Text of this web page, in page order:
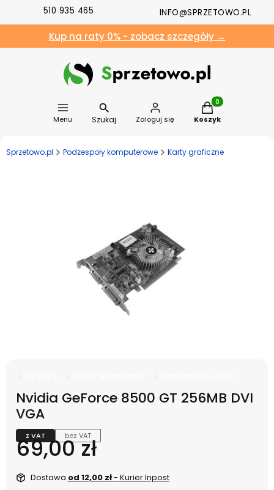
510 935 465 INFO@SPRZETOWO.PL
Kup na raty 0% - zobacz szczegóły →
Menu Szukaj Zaloguj się
Produkty w
Koszyk
Sprzetowo.pl Podzespoły komputerowe Karty graficzne
Nvidia GeForce 8500 GT 256MB DVI
VGA
z VAT bez VAT
Cena
69,00 zł
Dostawa od 12,00 zł- Kurier Inpost